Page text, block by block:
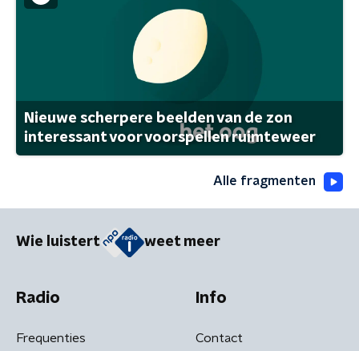
Nieuwe scherpere beelden van de zon
interessant voor voorspellen ruimteweer
Alle fragmenten
Wie luistert weet meer
Radio
Frequenties
Info
Contact